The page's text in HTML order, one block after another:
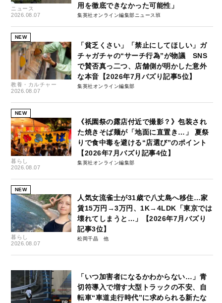
ニュース
2026.08.07
用を徹底できなかった可能性」
集英社オンライン編集部ニュース班
NEW
教養・カルチャー
2026.08.07
「貧乏くさい」「禁止にしてほしい」ガ
チャガチャの“サーチ行為”が物議 SNS
で賛否真っ二つ、店舗側が明かした意外
な本音【2026年7月バズり記事5位】
集英社オンライン編集部
NEW
暮らし
2026.08.07
《祇園祭の露店付近で撮影？》包装され
た焼きそば麺が「地面に直置き…」 夏祭
りで食中毒を避ける“店選び”のポイント
【2026年7月バズり記事4位】
集英社オンライン編集部
NEW
暮らし
2026.08.07
人気女流雀士が31歳で八丈島へ移住…家
賃15万円→3万円、1K→4LDK「東京では
壊れてしまうと…」【2026年7月バズり
記事3位】
松岡千晶
「いつ加害者になるかわからない…」青
切符導入で増す大型トラックの不安、自
転車“車道走行時代”に求められる新たな